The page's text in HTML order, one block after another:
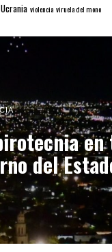
Ucrania violencia viruela del mono
en
del